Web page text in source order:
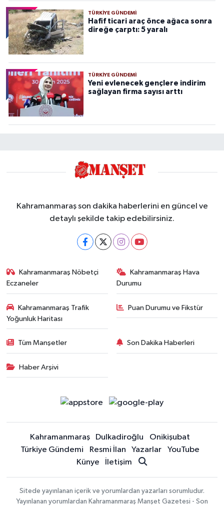
TÜRKIYE GÜNDEMI
Hafif ticari araç önce ağaca sonra
direğe çarptı: 5 yaralı
TÜRKIYE GÜNDEMI
Yeni evlenecek gençlere indirim
sağlayan firma sayısı arttı
Kahramanmaraş son dakika haberlerini en güncel ve
detaylı şekilde takip edebilirsiniz.
Kahramanmaraş Nöbetçi
Eczaneler
Kahramanmaraş Hava
Durumu
Kahramanmaraş Trafik
Yoğunluk Haritası
Puan Durumu ve Fikstür
Tüm Manşetler Son Dakika Haberleri
Haber Arşivi
Kahramanmaraş Dulkadiroğlu
Onikişubat
Türkiye Gündemi
Resmi İlan Yazarlar
YouTube
Künye
İletişim
Sitede yayınlanan içerik ve yorumlardan yazarları sorumludur.
Yayınlanan yorumlardan Kahramanmaraş Manşet Gazetesi - Son